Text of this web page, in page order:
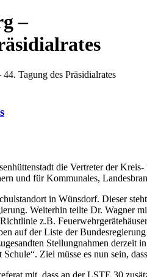
–
Tagung des Präsidialrates
die Vertreter der
und für Kommunales,
in Wünsdorf. Dieser
Weiterhin teilte Dr. Wagner
z.B.
auf der Liste der
Stellungnahmen
Ziel müsse es nun sein,